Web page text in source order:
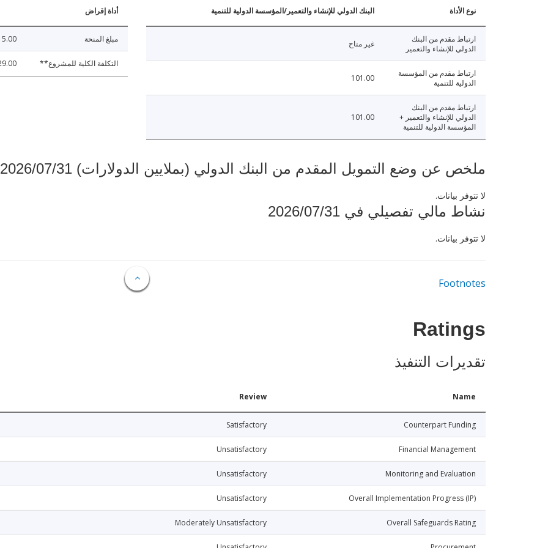
نوع الأداة البنك الدولي للإنشاء والتعمير/المؤسسة الدولية للتنمية
ارتباط مقدم من البنك
الدولي للإنشاء والتعمير
غير متاح
ارتباط مقدم من المؤسسة
الدولية للتنمية
101.00
ارتباط مقدم من البنك
الدولي للإنشاء والتعمير +
المؤسسة الدولية للتنمية
101.00
أداة إقراض
مبلغ المنحة
التكلفة الكلية للمشروع**
ملخص عن وضع التمويل المقدم من البنك الدولي (بملايين الدولارات) 2026/07/31
لا تتوفر بيانات.
نشاط مالي تفصيلي في 2026/07/31
لا تتوفر بيانات.
Footnotes
Ratings
تقديرات التنفيذ
Name
Review
Counterpart Funding
Satisfactory
Financial Management
Unsatisfactory
Monitoring and Evaluation
Unsatisfactory
Overall Implementation Progress (IP)
Unsatisfactory
Overall Safeguards Rating
Moderately Unsatisfactory